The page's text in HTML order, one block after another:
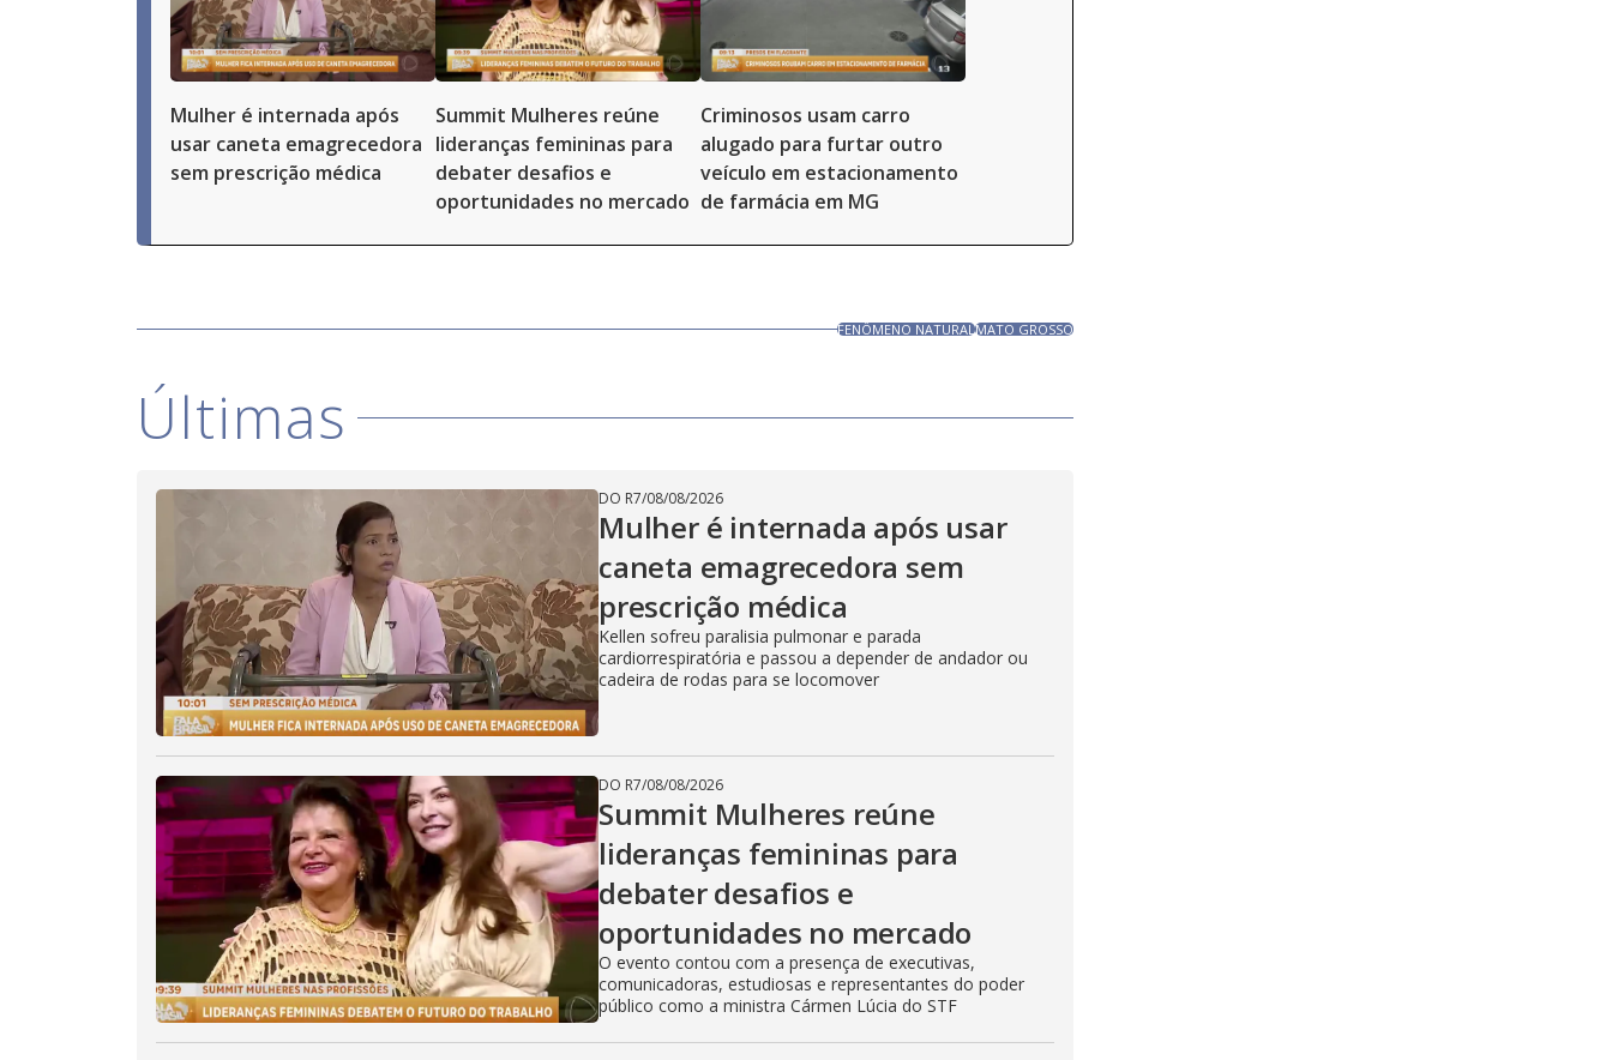
Mulher é internada após
usar caneta emagrecedora
sem prescrição médica
Summit Mulheres reúne
lideranças femininas para
debater desafios e
oportunidades no mercado
Criminosos usam carro
alugado para furtar outro
veículo em estacionamento
de farmácia em MG
FENÔMENO NATURALMATO GROSSO
Últimas
DO R7/08/08/2026
Mulher é internada após usar
caneta emagrecedora sem
prescrição médica
Kellen sofreu paralisia pulmonar e parada
cardiorrespiratória e passou a depender de andador ou
cadeira de rodas para se locomover
DO R7/08/08/2026
Summit Mulheres reúne
lideranças femininas para
debater desafios e
oportunidades no mercado
O evento contou com a presença de executivas,
comunicadoras, estudiosas e representantes do poder
público como a ministra Cármen Lúcia do STF